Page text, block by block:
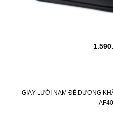
GIÀY LƯỜI NAM ĐẾ DƯƠNG